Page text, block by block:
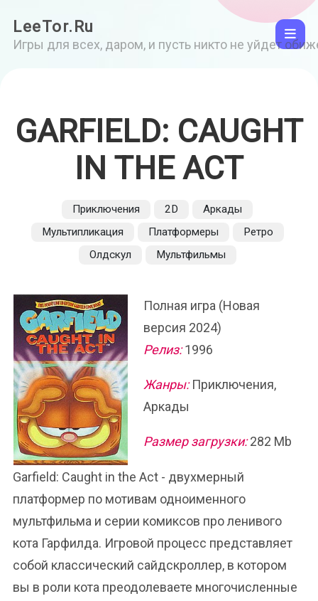
LeeTor.Ru
Игры для всех, даром, и пусть никто не уйдет
GARFIELD: CAUGHT
IN THE ACT
Приключения 2D
Аркады
Мультипликация
Платформеры
Ретро
Олдскул
Мультфильмы
Полная игра (Новая
версия 2024)
Релиз:1996
Жанры:Приключения,
Аркады
Размер загрузки:282 Mb
Garfield: Caught in the Act - двухмерный
платформер по мотивам одноименного
мультфильма и серии комиксов про ленивого
кота Гарфилда. Игровой процесс представляет
собой классический сайдскроллер, в котором
вы в роли кота преодолеваете многочисленные